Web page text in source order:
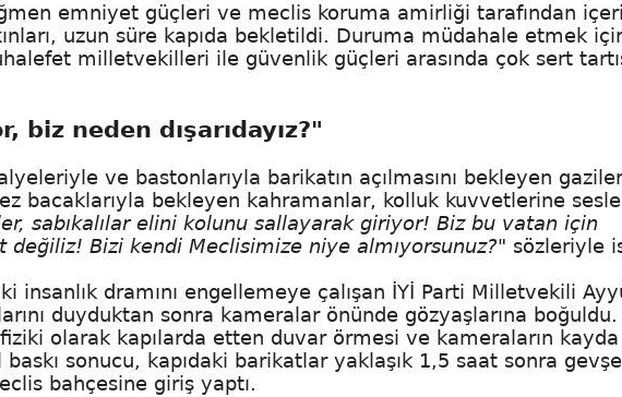
emniyet güçleri ve meclis koruma amirliği tarafından
uzun süre kapıda bekletildi. Duruma müdahale etmek
milletvekilleri ile güvenlik güçleri arasında çok sert
neden dışarıdayız?"
ve bastonlarıyla barikatın açılmasını bekleyen
bacaklarıyla bekleyen kahramanlar, kolluk kuvvetlerine
sabıkalılar elini kolunu sallayarak giriyor! Biz bu vatan için
değiliz! Bizi kendi Meclisimize niye almıyorsunuz?" sözleriyle
insanlık dramını engellemeye çalışan İYİ Parti Milletvekili
duyduktan sonra kameralar önünde gözyaşlarına boğuldu.
olarak kapılarda etten duvar örmesi ve kameraların kayda
sonucu, kapıdaki barikatlar yaklaşık 1,5 saat sonra
bahçesine giriş yaptı.